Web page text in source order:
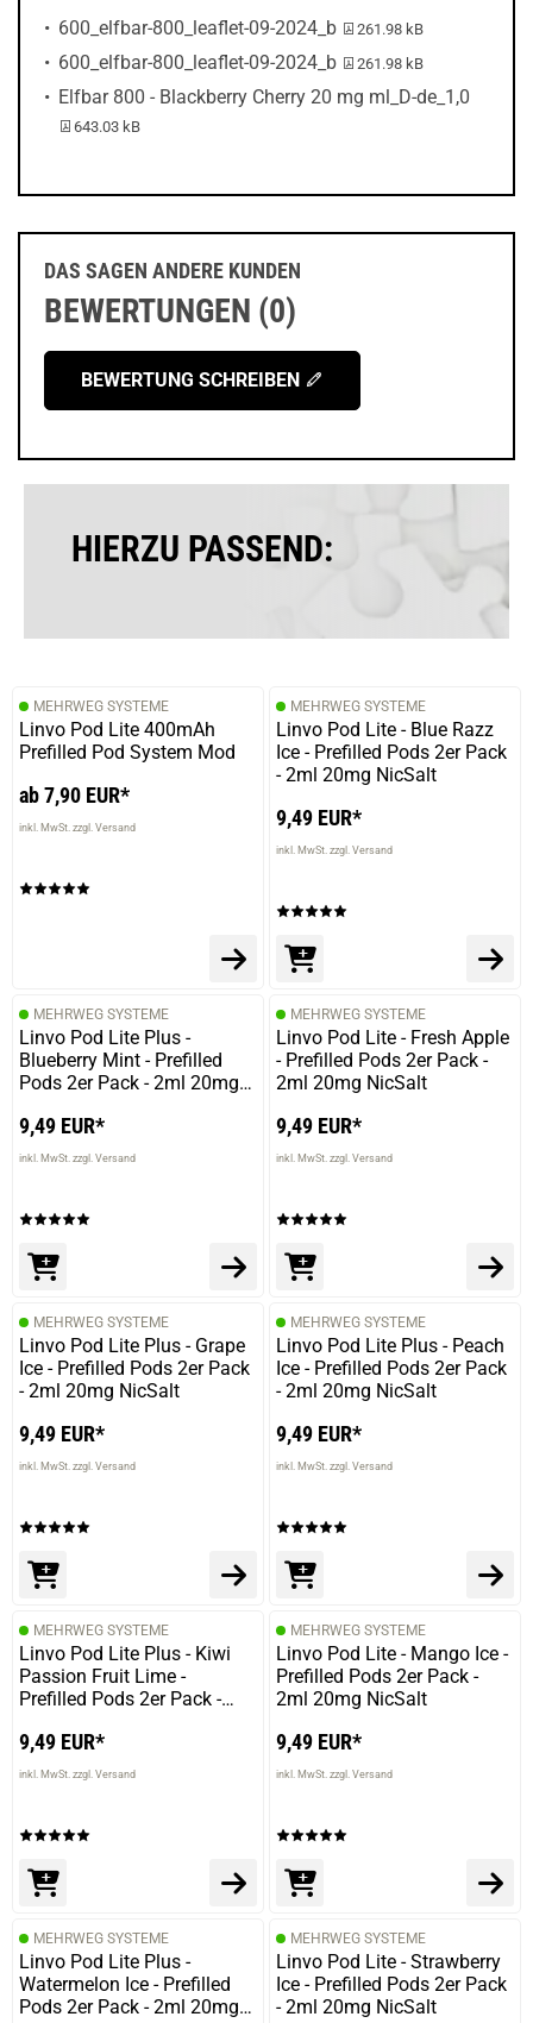
600_elfbar-800_leaflet-09-2024_b PDF-Datei:
261.98 kB
600_elfbar-800_leaflet-09-2024_b PDF-Datei:
261.98 kB
Elfbar 800 - Blackberry Cherry 20 mg ml_D-de_1,0
PDF-Datei:
643.03 kB
DAS SAGEN ANDERE KUNDEN
BEWERTUNGEN (0)
BEWERTUNG SCHREIBEN
HIERZU PASSEND:
MEHRWEG SYSTEME
Linvo Pod Lite 400mAh
Prefilled Pod System Mod
ab 7,90 EUR*
inkl. MwSt. zzgl. Versand
MEHRWEG SYSTEME
Linvo Pod Lite - Blue Razz
Ice - Prefilled Pods 2er Pack
- 2ml 20mg NicSalt
9,49 EUR*
inkl. MwSt. zzgl. Versand
MEHRWEG SYSTEME
Linvo Pod Lite Plus -
Blueberry Mint - Prefilled
Pods 2er Pack - 2ml 20mg
9,49 EUR*
inkl. MwSt. zzgl. Versand
MEHRWEG SYSTEME
Linvo Pod Lite - Fresh Apple
- Prefilled Pods 2er Pack -
2ml 20mg NicSalt
9,49 EUR*
inkl. MwSt. zzgl. Versand
MEHRWEG SYSTEME
Linvo Pod Lite Plus - Grape
Ice - Prefilled Pods 2er Pack
- 2ml 20mg NicSalt
9,49 EUR*
inkl. MwSt. zzgl. Versand
MEHRWEG SYSTEME
Linvo Pod Lite Plus - Peach
Ice - Prefilled Pods 2er Pack
- 2ml 20mg NicSalt
9,49 EUR*
inkl. MwSt. zzgl. Versand
MEHRWEG SYSTEME
Linvo Pod Lite Plus - Kiwi
Passion Fruit Lime -
Prefilled Pods 2er Pack -
9,49 EUR*
inkl. MwSt. zzgl. Versand
MEHRWEG SYSTEME
Linvo Pod Lite - Mango Ice -
Prefilled Pods 2er Pack -
2ml 20mg NicSalt
9,49 EUR*
inkl. MwSt. zzgl. Versand
MEHRWEG SYSTEME
Linvo Pod Lite Plus -
Watermelon Ice - Prefilled
Pods 2er Pack - 2ml 20mg
MEHRWEG SYSTEME
Linvo Pod Lite - Strawberry
Ice - Prefilled Pods 2er Pack
- 2ml 20mg NicSalt